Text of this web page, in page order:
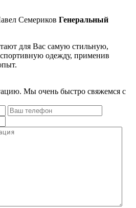
Семериков Генеральный
для Вас самую стильную,
одежду, применив
Мы очень быстро свяжемся с